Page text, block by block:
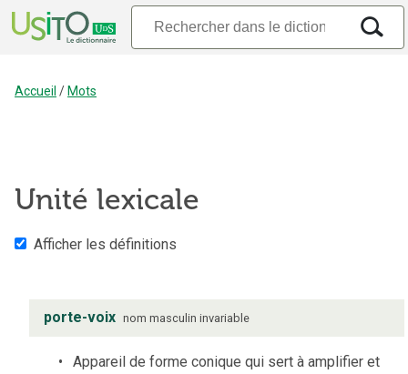
Accueil / Mots
Unité lexicale
Afficher les définitions
porte-voix nom masculin invariable
Appareil de forme conique qui sert à amplifier et